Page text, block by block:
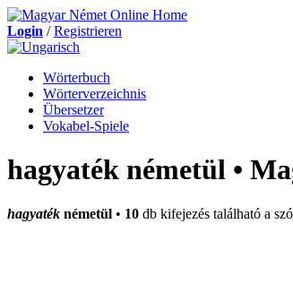
Login /Registrieren
Wörterbuch
Wörterverzeichnis
Übersetzer
Vokabel-Spiele
hagyaték németül •
hagyaték németül • 10 db kifejezés található a